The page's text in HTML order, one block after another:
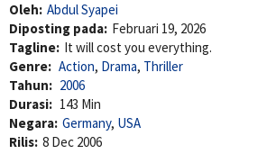
Oleh: Abdul Syapei
Diposting pada: Februari 19, 2026
Tagline: It will cost you everything.
Genre: Action, Drama, Thriller
Tahun: 2006
Durasi: 143 Min
Negara: Germany, USA
Rilis: 8 Dec 2006